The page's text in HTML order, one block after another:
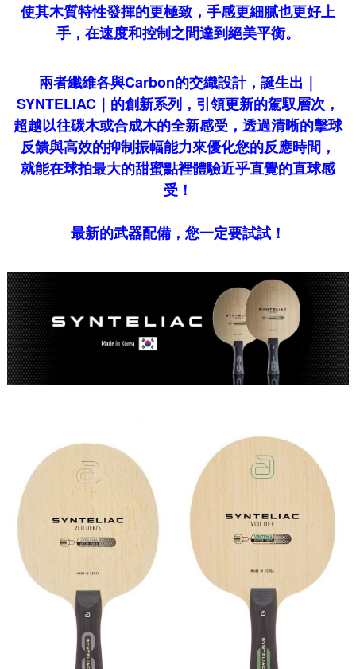
使其木質特性發揮的更極致，手感更細膩也更好上
手，在速度和控制之間達到絕美平衡。
兩者纖維各與Carbon的交織設計，誕生出｜
SYNTELIAC｜的創新系列，引領更新的駕馭層次，
超越以往碳木或合成木的全新感受，透過清晰的擊球
反饋與高效的抑制振幅能力來優化您的反應時間，
就能在球拍最大的甜蜜點裡體驗近乎直覺的直球感
受！
最新的武器配備，您一定要試試！